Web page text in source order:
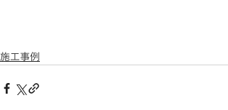
施工事例